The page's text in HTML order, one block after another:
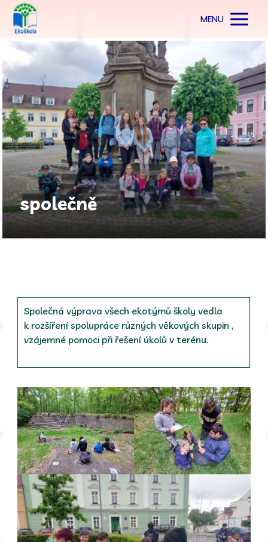
MENU
společně
Společná výprava všech ekotýmů školy vedla
k rozšíření spolupráce různých věkových skupin ,
vzájemné pomoci při řešení úkolů v terénu.